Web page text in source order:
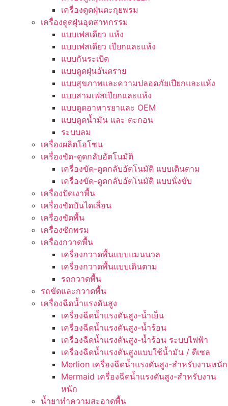
เครื่องดูดฝุ่นตะกุยพรม
เครื่องดูดฝุ่นอุตสาหกรรม
แบบเฟสเดียว แห้ง
แบบเฟสเดียว เปียกและแห้ง
แบบกันระเบิด
แบบดูดฝุ่นอันตราย
แบบสุขภาพและความปลอดภัยเปียกและแห้ง
แบบสามเฟสเปียกและแห้ง
แบบดูดอาหารยาและ OEM
แบบดูดน้ำมัน และ ตะกอน
ระบบลม
เครื่องผลิตโอโซน
เครื่องขัด-ดูดกลับอัตโนมัติ
เครื่องขัด-ดูดกลับอัตโนมัติ แบบเดินตาม
เครื่องขัด-ดูดกลับอัตโนมัติ แบบนั่งขับ
เครื่องปัดเงาพื้น
เครื่องขัดบันไดเลื่อน
เครื่องขัดพื้น
เครื่องซักพรม
เครื่องกวาดพื้น
เครื่องกวาดพื้นแบบแมนนวล
เครื่องกวาดพื้นแบบเดินตาม
รถกวาดพื้น
รถขัดและกวาดพื้น
เครื่องฉีดน้ำแรงดันสูง
เครื่องฉีดน้ำแรงดันสูง-น้ำเย็น
เครื่องฉีดน้ำแรงดันสูง-น้ำร้อน
เครื่องฉีดน้ำแรงดันสูง-น้ำร้อน ระบบไฟฟ้า
เครื่องฉีดน้ำแรงดันสูงแบบใช้น้ำมัน / ดีเซล
Merlion เครื่องฉีดน้ำแรงดันสูง-สำหรับงานหนัก
Mermaid เครื่องฉีดน้ำแรงดันสูง-สำหรับงาน
หนัก
น้ำยาทำความสะอาดพื้น